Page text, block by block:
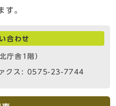
す。
合わせ
庁舎1階）
クス: 0575-23-7744